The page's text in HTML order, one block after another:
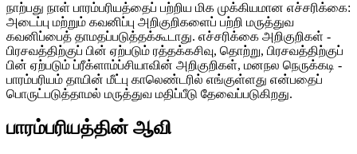
நாற்பது நாள் பாரம்பரியத்தைப் பற்றிய மிக முக்கியமான எச்சரிக்கை:
அடைப்பு மற்றும் கவனிப்பு அறிகுறிகளைப் பற்றி மருத்துவ
கவனிப்பைத் தாமதப்படுத்தக்கூடாது. எச்சரிக்கை அறிகுறிகள் -
பிரசவத்திற்குப் பின் ஏற்படும் ரத்தக்கசிவு, தொற்று, பிரசவத்திற்குப்
பின் ஏற்படும் ப்ரீக்ளாம்ப்சியாவின் அறிகுறிகள், மனநல நெருக்கடி -
பாரம்பரியம் தாயின் மீட்பு காலெண்டரில் எங்குள்ளது என்பதைப்
பொருட்படுத்தாமல் மருத்துவ மதிப்பீடு தேவைப்படுகிறது.
பாரம்பரியத்தின் ஆவி